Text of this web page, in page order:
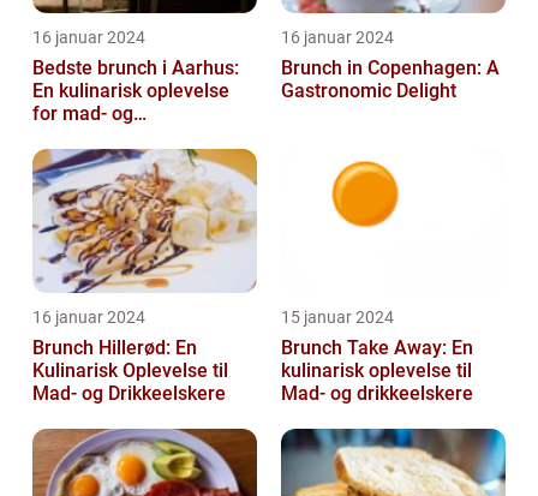
16 januar 2024
Bedste brunch i Aarhus:
En kulinarisk oplevelse
for mad- og
16 januar 2024
Brunch in Copenhagen: A
Gastronomic Delight
16 januar 2024
Brunch Hillerød: En
Kulinarisk Oplevelse til
Mad- og Drikkeelskere
15 januar 2024
Brunch Take Away: En
kulinarisk oplevelse til
Mad- og drikkeelskere